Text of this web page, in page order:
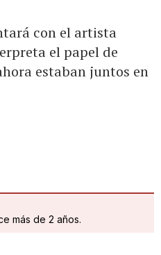
con el artista
el papel de
estaban juntos en
más de 2 años.